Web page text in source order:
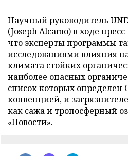
Научный руководитель
(Joseph Alcamo) в ходе
что эксперты программы
исследованиями влияния
климата стойких
наиболее опасных
список которых определен
конвенцией, и
как сажа и тропосферный
«Новости».